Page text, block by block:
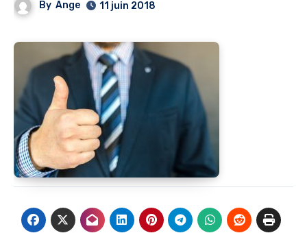
By Ange 11 juin 2018